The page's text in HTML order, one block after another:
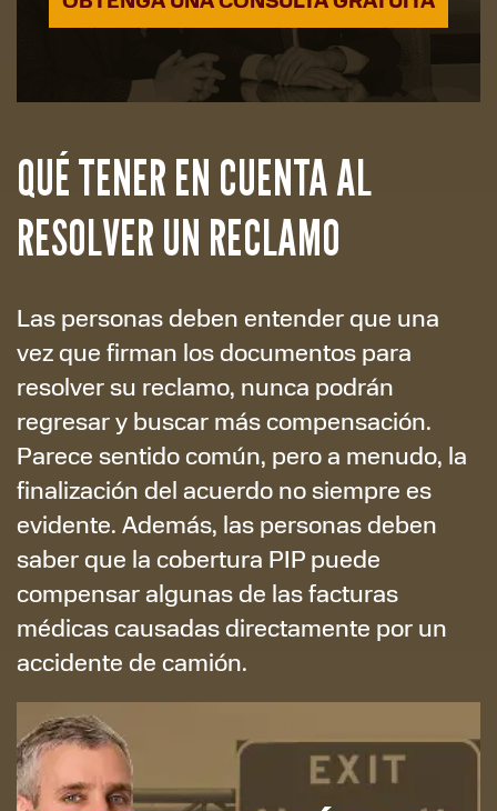
QUÉ TENER EN CUENTA AL
RESOLVER UN RECLAMO
Las personas deben entender que una
vez que firman los documentos para
resolver su reclamo, nunca podrán
regresar y buscar más compensación.
Parece sentido común, pero a menudo, la
finalización del acuerdo no siempre es
evidente. Además, las personas deben
saber que la cobertura PIP puede
compensar algunas de las facturas
médicas causadas directamente por un
accidente de camión.